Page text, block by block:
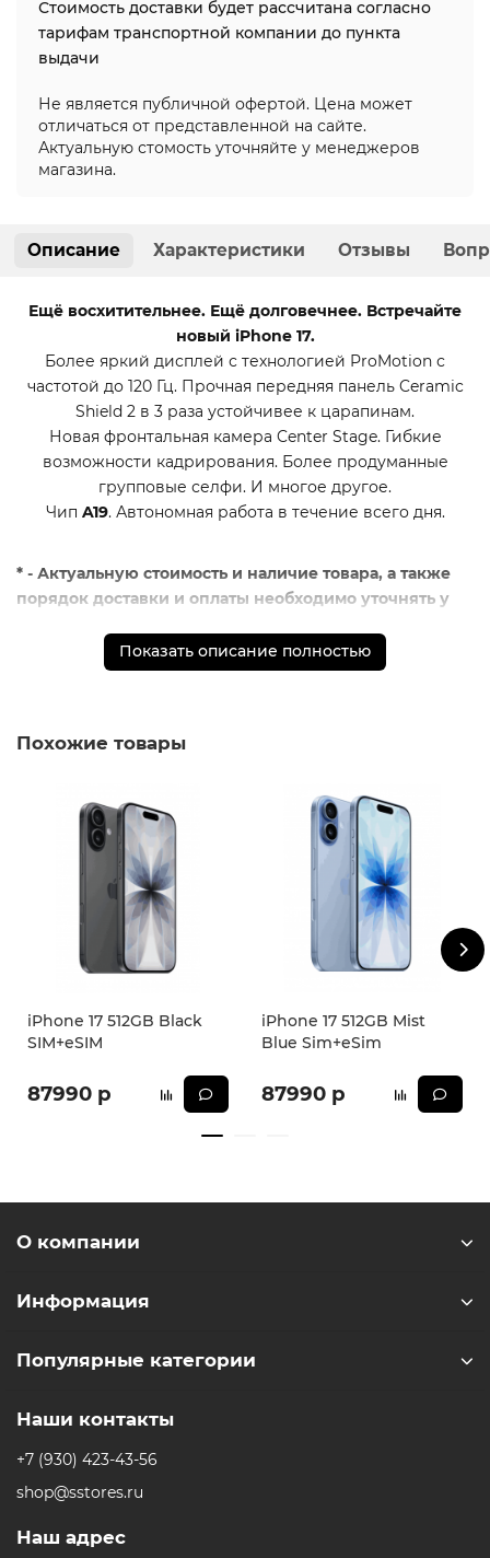
Стоимость доставки будет рассчитана согласно
тарифам транспортной компании до пункта
выдачи
Не является публичной офертой. Цена может
отличаться от представленной на сайте.
Актуальную стомость уточняйте у менеджеров
магазина.
Описание Характеристики Отзывы
Ещё восхитительнее. Ещё долговечнее. Встречайте
новый iPhone 17.
Более яркий дисплей с технологией ProMotion с
частотой до 120 Гц. Прочная передняя панель Ceramic
Shield 2 в 3 раза устойчивее к царапинам.
Новая фронтальная камера Center Stage. Гибкие
возможности кадрирования. Более продуманные
групповые селфи. И многое другое.
Чип A19. Автономная работа в течение всего дня.
* - Актуальную стоимость и наличие товара, а также
порядок доставки и оплаты необходимо уточнять у
** - На момент покупки не предустановлены
обязательные приложения, в том числе единый
Показать описание полностью
Похожие товары
iPhone 17 512GB Black
SIM+eSIM
87990 р
iPhone 17 512GB Mist
Blue Sim+eSim
87990 р
О компании
Информация
Популярные категории
Наши контакты
+7 (930) 423-43-56
shop@sstores.ru
Наш адрес